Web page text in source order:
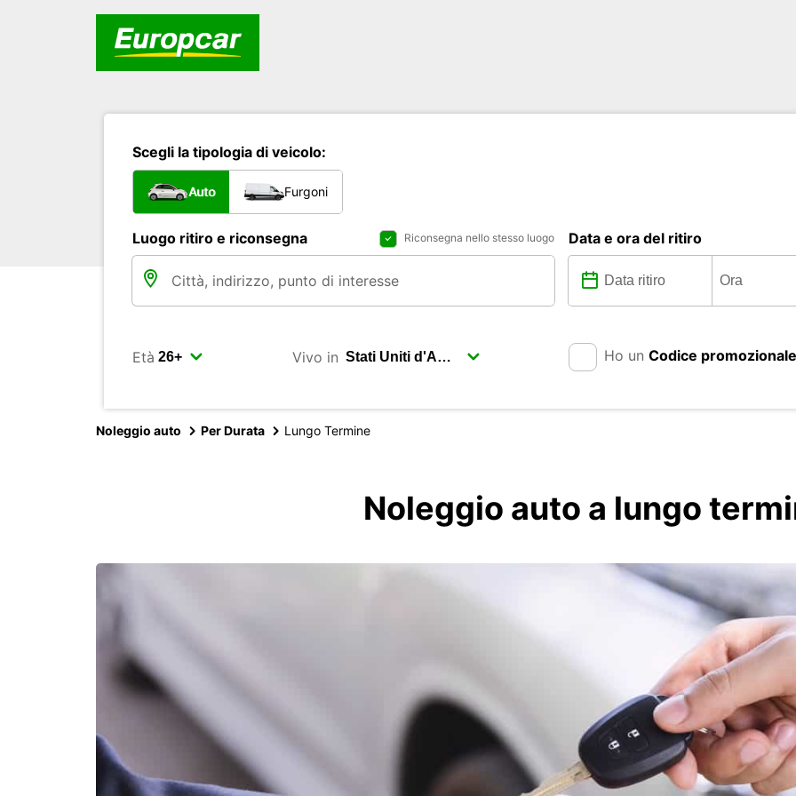
Scegli la tipologia di veicolo:
Auto Furgoni
Luogo ritiro e riconsegna Riconsegna nello stesso luogo Data e ora del ritiro
Età Vivo in Ho un Codice promozionale
Noleggio auto Per Durata Lungo Termine
Noleggio auto a lungo